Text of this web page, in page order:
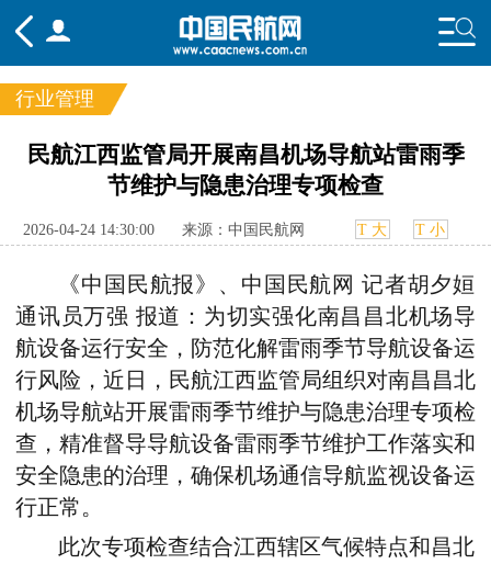
频道
要闻 国内 国际
航图 智库 专题 舆情
行业管理
民航江西监管局开展南昌机场导航站雷雨季
节维护与隐患治理专项检查
2026-04-24 14:30:00 来源：中国民航网 T 大 T 小
《中国民航报》、中国民航网 记者胡夕姮
通讯员万强 报道：为切实强化南昌昌北机场导
航设备运行安全，防范化解雷雨季节导航设备运
行风险，近日，民航江西监管局组织对南昌昌北
机场导航站开展雷雨季节维护与隐患治理专项检
查，精准督导导航设备雷雨季节维护工作落实和
安全隐患的治理，确保机场通信导航监视设备运
行正常。
此次专项检查结合江西辖区气候特点和昌北